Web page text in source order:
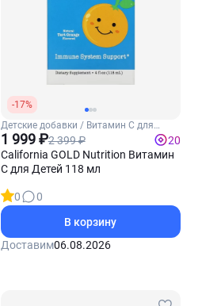
-17%
Детские добавки / Витамин С для
детей
1 999 ₽2 399 ₽
20
California GOLD Nutrition Витамин
С для Детей 118 мл
0
0
В корзину
Доставим06.08.2026